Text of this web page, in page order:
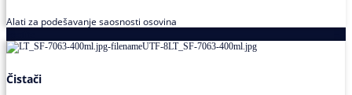
Alati za podešavanje saosnosti osovina
Čistači